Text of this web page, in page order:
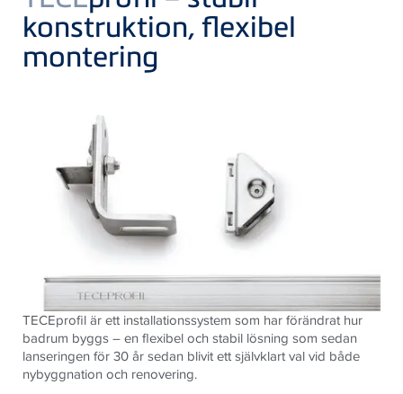
konstruktion, flexibel
montering
TECEprofil är ett installationssystem som har förändrat hur
badrum byggs – en flexibel och stabil lösning som sedan
lanseringen för 30 år sedan blivit ett självklart val vid både
nybyggnation och renovering.